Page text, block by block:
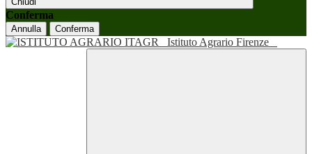
Conferma
Annulla Conferma
Istituto Agrario Firenze